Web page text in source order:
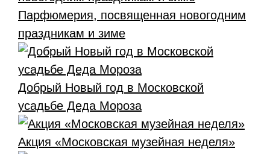
Парфюмерия, посвященная новогодним
праздникам и зиме
Добрый Новый год в Московской
усадьбе Деда Мороза
Акция «Московская музейная неделя»